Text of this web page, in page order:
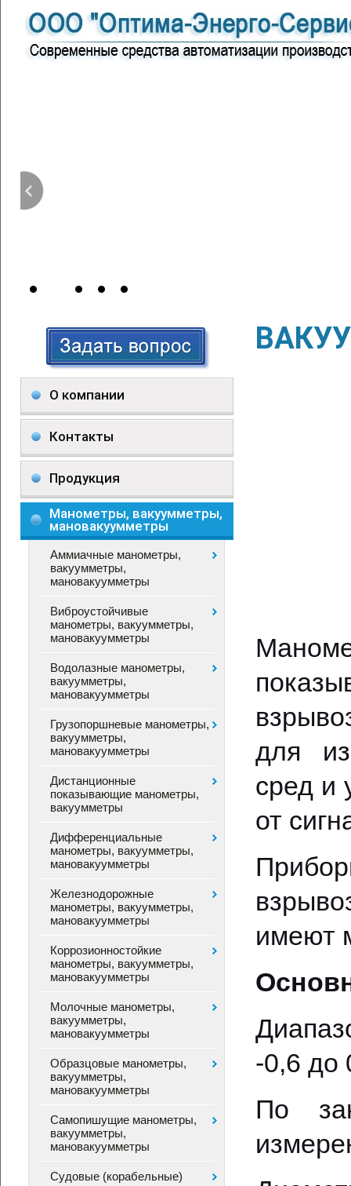
О компании
Контакты
Продукция
Манометры, вакуумметры,
мановакуумметры
Аммиачные манометры,
вакуумметры,
мановакуумметры
Виброустойчивые
манометры, вакуумметры,
мановакуумметры
Водолазные манометры,
вакуумметры,
мановакуумметры
Грузопоршневые манометры,
вакуумметры,
мановакуумметры
Дистанционные
показывающие манометры,
вакуумметры
Дифференциальные
манометры, вакуумметры,
мановакуумметры
Железнодорожные
манометры, вакуумметры,
мановакуумметры
Коррозионностойкие
манометры, вакуумметры,
мановакуумметры
Молочные манометры,
вакуумметры,
мановакуумметры
Образцовые манометры,
вакуумметры,
мановакуумметры
Самопишущие манометры,
вакуумметры,
мановакуумметры
Судовые (корабельные)
для
сред и
от
имеют
-0,6 до
По